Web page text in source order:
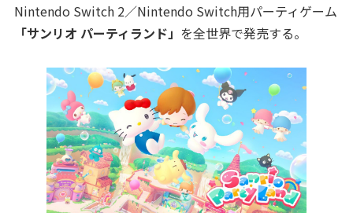
Nintendo Switch 2／Nintendo Switch用パーティゲーム
「サンリオ パーティランド」 を全世界で発売する。